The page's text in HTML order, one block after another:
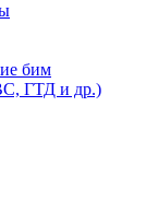
бим
ГТД и др.)